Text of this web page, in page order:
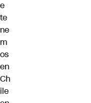
e
te
ne
m
os
en
Ch
ile